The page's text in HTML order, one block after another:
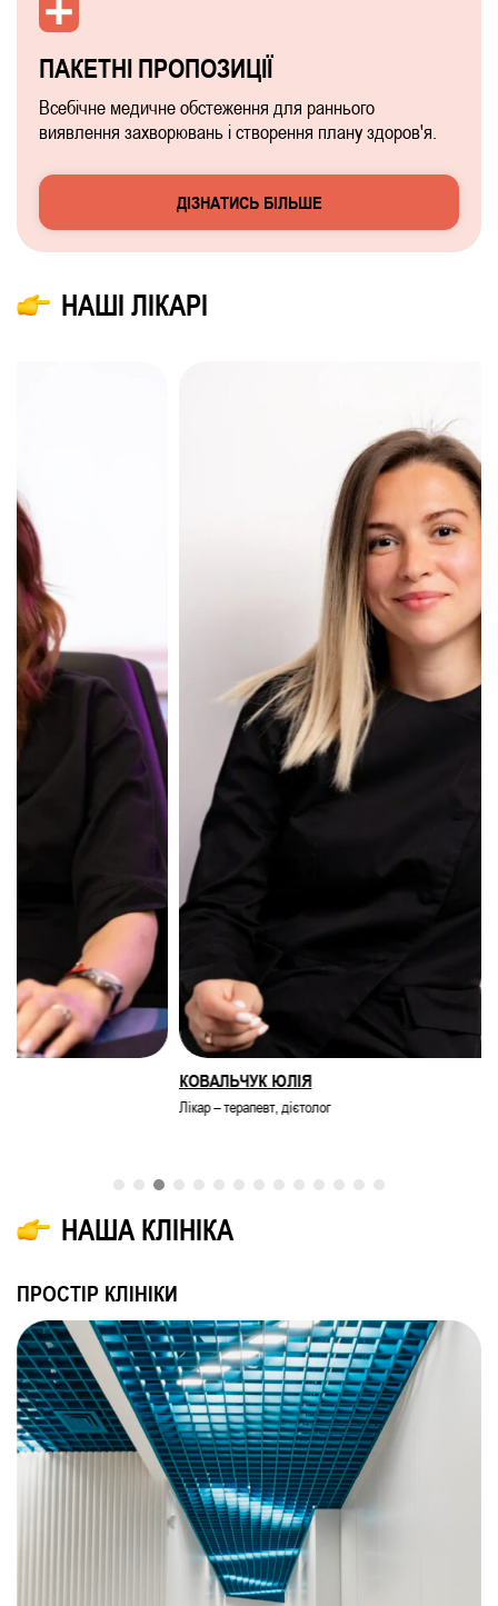
ПАКЕТНІ ПРОПОЗИЦІЇ
Всебічне медичне обстеження для раннього
виявлення захворювань і створення плану здоров'я.
ДІЗНАТИСЬ БІЛЬШЕ
НАШІ ЛІКАРІ
НАША КЛІНІКА
ПРОСТІР КЛІНІКИ